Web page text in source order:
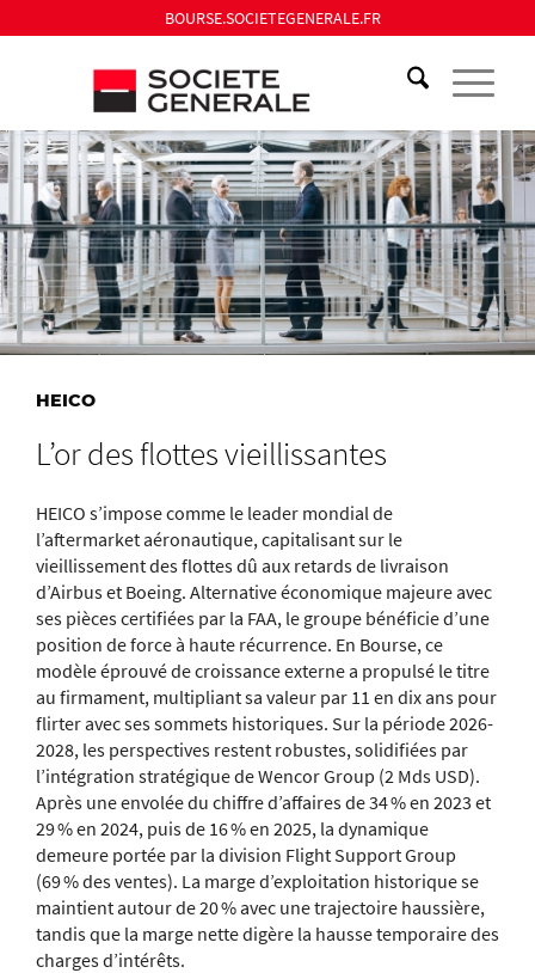
BOURSE.SOCIETEGENERALE.FR
HEICO
L’or des flottes vieillissantes
HEICO s’impose comme le leader mondial de
l’aftermarket aéronautique, capitalisant sur le
vieillissement des flottes dû aux retards de livraison
d’Airbus et Boeing. Alternative économique majeure avec
ses pièces certifiées par la FAA, le groupe bénéficie d’une
position de force à haute récurrence. En Bourse, ce
modèle éprouvé de croissance externe a propulsé le titre
au firmament, multipliant sa valeur par 11 en dix ans pour
flirter avec ses sommets historiques. Sur la période 2026-
2028, les perspectives restent robustes, solidifiées par
l’intégration stratégique de Wencor Group (2 Mds USD).
Après une envolée du chiffre d’affaires de 34 % en 2023 et
29 % en 2024, puis de 16 % en 2025, la dynamique
demeure portée par la division Flight Support Group
(69 % des ventes). La marge d’exploitation historique se
maintient autour de 20 % avec une trajectoire haussière,
tandis que la marge nette digère la hausse temporaire des
charges d’intérêts.